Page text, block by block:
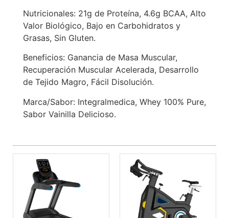
Nutricionales: 21g de Proteína, 4.6g BCAA, Alto
Valor Biológico, Bajo en Carbohidratos y
Grasas, Sin Gluten.
Beneficios: Ganancia de Masa Muscular,
Recuperación Muscular Acelerada, Desarrollo
de Tejido Magro, Fácil Disolución.
Marca/Sabor: Integralmedica, Whey 100% Pure,
Sabor Vainilla Delicioso.